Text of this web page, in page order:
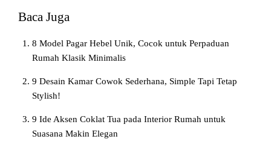
Baca Juga
8 Model Pagar Hebel Unik, Cocok untuk Perpaduan
Rumah Klasik Minimalis
9 Desain Kamar Cowok Sederhana, Simple Tapi Tetap
Stylish!
9 Ide Aksen Coklat Tua pada Interior Rumah untuk
Suasana Makin Elegan